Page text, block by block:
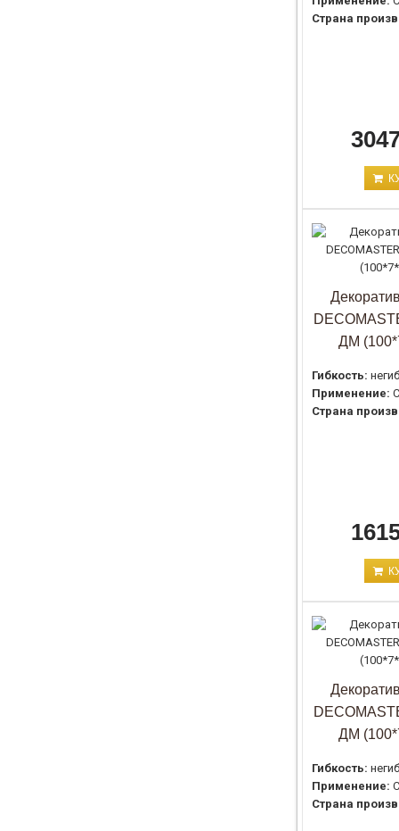
Страна
ДМ
Гибкость:
Применение:
Страна
ДМ
Гибкость:
Применение:
Страна